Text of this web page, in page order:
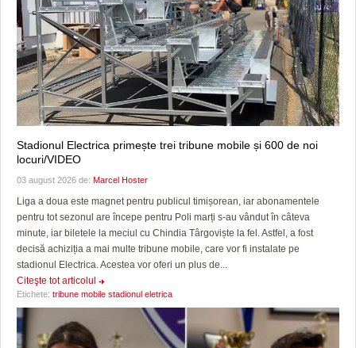
Stadionul Electrica primește trei tribune mobile și 600 de noi
locuri/VIDEO
03 august 2026 de: Marcel Hoster
Liga a doua este magnet pentru publicul timișorean, iar abonamentele
pentru tot sezonul are începe pentru Poli marți s-au vândut în câteva
minute, iar biletele la meciul cu Chindia Târgoviște la fel. Astfel, a fost
decisă achiziția a mai multe tribune mobile, care vor fi instalate pe
stadionul Electrica. Acestea vor oferi un plus de...
Citeşte tot articolul
Etichete: tribune mobile stadionul eletrica